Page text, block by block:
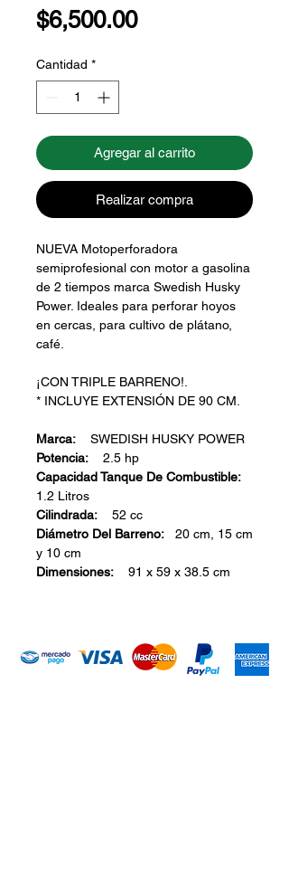
$6,500.00Precio
Cantidad *
Agregar al carrito
Realizar compra
NUEVA Motoperforadora
semiprofesional con motor a gasolina
de 2 tiempos marca Swedish Husky
Power. Ideales para perforar hoyos
en cercas, para cultivo de plátano,
café.
¡CON TRIPLE BARRENO!.
* INCLUYE EXTENSIÓN DE 90 CM.
Marca:
SWEDISH HUSKY POWER
Potencia: 2.5 hp
Capacidad Tanque De Combustible:
1.2 Litros
Cilindrada: 52 cc
Diámetro Del Barreno:
20 cm, 15 cm
y 10 cm
Dimensiones:
91 x 59 x 38.5 cm